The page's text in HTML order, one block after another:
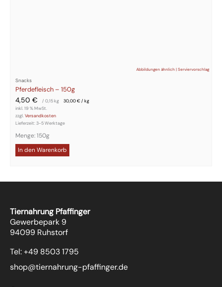
Abbildungen ähnlich | Serviervorschlag
Snacks
Pferdefleisch – 150g
4,50 € / 0,15kg 30,00€/kg
inkl. 19 % MwSt.
zzgl.Versandkosten
Lieferzeit:3-5 Werktage
Menge: 150g
In den Warenkorb
Tiernahrung Pfaffinger
Gewerbepark 9
94099 Ruhstorf
Tel: +49 8503 1795
shop@tiernahrung-pfaffinger.de